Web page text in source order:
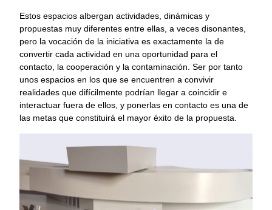
Estos espacios albergan actividades, dinámicas y
propuestas muy diferentes entre ellas, a veces disonantes,
pero la vocación de la iniciativa es exactamente la de
convertir cada actividad en una oportunidad para el
contacto, la cooperación y la contaminación. Ser por tanto
unos espacios en los que se encuentren a convivir
realidades que difícilmente podrían llegar a coincidir e
interactuar fuera de ellos, y ponerlas en contacto es una de
las metas que constituirá el mayor éxito de la propuesta.